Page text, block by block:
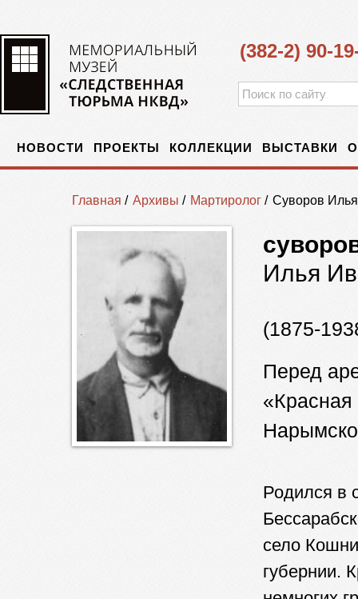
(382-2) 90-
НОВОСТИ ПРОЕКТЫ КОЛЛЕКЦИИ ВЫСТАВКИ
Главная / Архивы / Мартиролог / Суворов
Илья
(1875-
Перед
«Красная
Родился в
село
губернии.